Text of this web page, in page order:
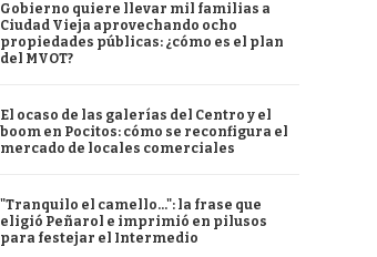
Gobierno quiere llevar mil familias a
Ciudad Vieja aprovechando ocho
propiedades públicas: ¿cómo es el plan
del MVOT?
El ocaso de las galerías del Centro y el
boom en Pocitos: cómo se reconfigura el
mercado de locales comerciales
"Tranquilo el camello...": la frase que
eligió Peñarol e imprimió en pilusos
para festejar el Intermedio